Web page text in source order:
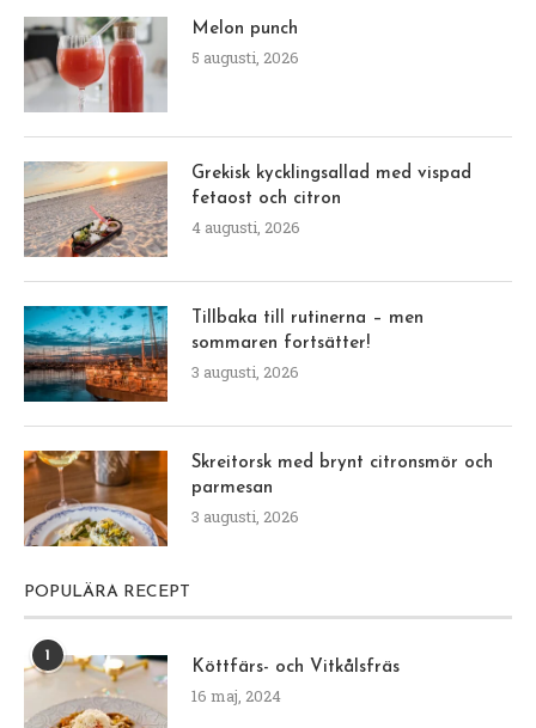
Melon punch
5 augusti, 2026
Grekisk kycklingsallad med vispad
fetaost och citron
4 augusti, 2026
Tillbaka till rutinerna – men
sommaren fortsätter!
3 augusti, 2026
Skreitorsk med brynt citronsmör och
parmesan
3 augusti, 2026
POPULÄRA RECEPT
Köttfärs- och Vitkålsfräs
16 maj, 2024